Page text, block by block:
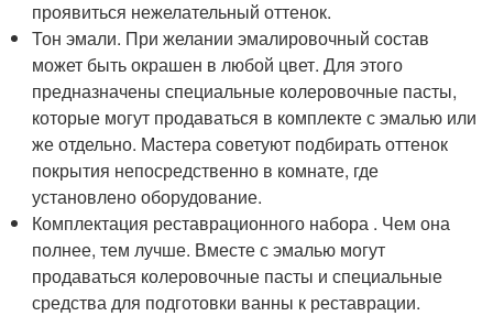
проявиться нежелательный оттенок.
Тон эмали. При желании эмалировочный состав
может быть окрашен в любой цвет. Для этого
предназначены специальные колеровочные пасты,
которые могут продаваться в комплекте с эмалью или
же отдельно. Мастера советуют подбирать оттенок
покрытия непосредственно в комнате, где
установлено оборудование.
Комплектация реставрационного набора . Чем она
полнее, тем лучше. Вместе с эмалью могут
продаваться колеровочные пасты и специальные
средства для подготовки ванны к реставрации.